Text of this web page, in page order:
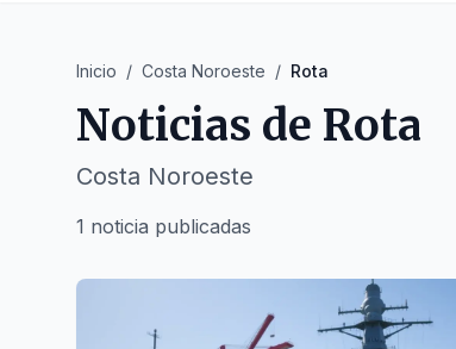
Inicio / Costa Noroeste / Rota
Noticias de Rota
Costa Noroeste
1 noticia publicadas